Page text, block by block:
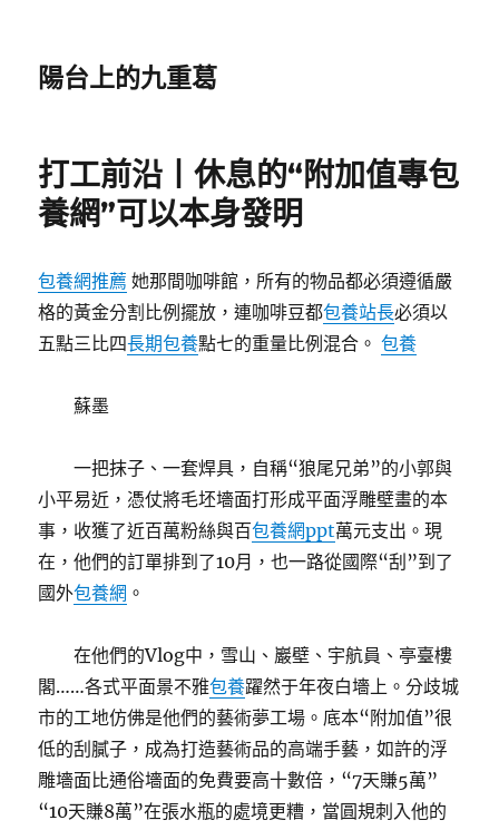
陽台上的九重葛
打工前沿丨休息的“附加值專包
養網”可以本身發明
包養網推薦 她那間咖啡館，所有的物品都必須遵循嚴
格的黃金分割比例擺放，連咖啡豆都包養站長必須以
五點三比四長期包養點七的重量比例混合。包養
蘇墨
一把抹子、一套焊具，自稱“狼尾兄弟”的小郭與
小平易近，憑仗將毛坯墻面打形成平面浮雕壁畫的本
事，收獲了近百萬粉絲與百包養網ppt萬元支出。現
在，他們的訂單排到了10月，也一路從國際“刮”到了
國外包養網 。
在他們的Vlog中，雪山、巖壁、宇航員、亭臺樓
閣……各式平面景不雅包養躍然于年夜白墻上。分歧城
市的工地仿佛是他們的藝術夢工場。底本“附加值”很
低的刮膩子，成為打造藝術品的高端手藝，如許的浮
雕墻面比通俗墻面的免費要高十數倍，“7天賺5萬”
“10天賺8萬”在張水瓶的處境更糟，當圓規刺入他的